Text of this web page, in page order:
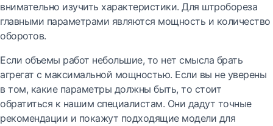
внимательно изучить характеристики. Для штробореза
главными параметрами являются мощность и количество
оборотов.
Если объемы работ небольшие, то нет смысла брать
агрегат с максимальной мощностью. Если вы не уверены
в том, какие параметры должны быть, то стоит
обратиться к нашим специалистам. Они дадут точные
рекомендации и покажут подходящие модели для